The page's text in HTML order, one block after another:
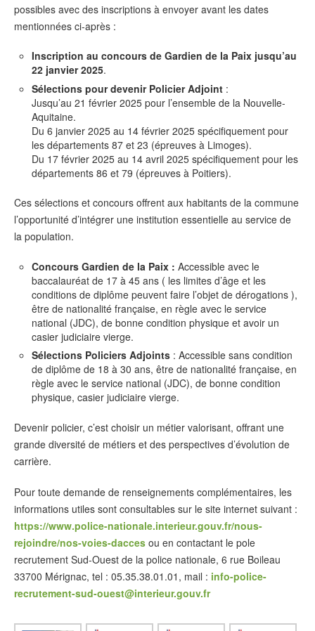
possibles avec des inscriptions à envoyer avant les dates
mentionnées ci-après :
Inscription au concours de Gardien de la Paix jusqu’au
22 janvier 2025.
Sélections pour devenir Policier Adjoint :
Jusqu’au 21 février 2025 pour l’ensemble de la Nouvelle-
Aquitaine.
Du 6 janvier 2025 au 14 février 2025 spécifiquement pour
les départements 87 et 23 (épreuves à Limoges).
Du 17 février 2025 au 14 avril 2025 spécifiquement pour les
départements 86 et 79 (épreuves à Poitiers).
Ces sélections et concours offrent aux habitants de la commune
l’opportunité d’intégrer une institution essentielle au service de
la population.
Concours Gardien de la Paix : Accessible avec le
baccalauréat de 17 à 45 ans ( les limites d’âge et les
conditions de diplôme peuvent faire l’objet de dérogations ),
être de nationalité française, en règle avec le service
national (JDC), de bonne condition physique et avoir un
casier judiciaire vierge.
Sélections Policiers Adjoints : Accessible sans condition
de diplôme de 18 à 30 ans, être de nationalité française, en
règle avec le service national (JDC), de bonne condition
physique, casier judiciaire vierge.
Devenir policier, c’est choisir un métier valorisant, offrant une
grande diversité de métiers et des perspectives d’évolution de
carrière.
Pour toute demande de renseignements complémentaires, les
informations utiles sont consultables sur le site internet suivant :
https://www.police-nationale.interieur.gouv.fr/nous-
rejoindre/nos-voies-dacces ou en contactant le pole
recrutement Sud-Ouest de la police nationale, 6 rue Boileau
33700 Mérignac, tel : 05.35.38.01.01, mail : info-police-
recrutement-sud-ouest@interieur.gouv.fr